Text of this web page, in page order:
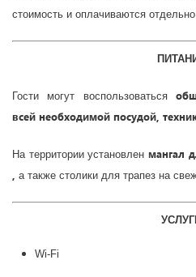
стоимость и оплачиваются
Гости могут воспользоваться
всей необходимой посудой,
На территории установлен мангал
а также столики для трапез на
Wi-Fi